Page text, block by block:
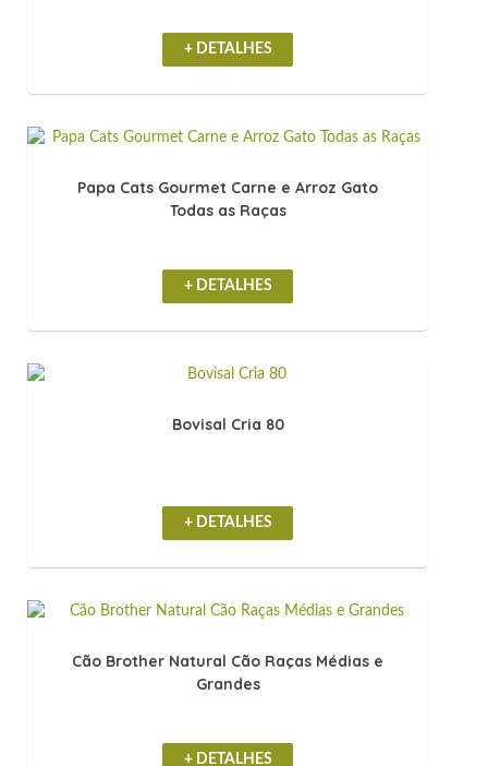
+ DETALHES
Papa Cats Gourmet Carne e Arroz Gato
Todas as Raças
+ DETALHES
Bovisal Cria 80
+ DETALHES
Cão Brother Natural Cão Raças Médias e
Grandes
+ DETALHES